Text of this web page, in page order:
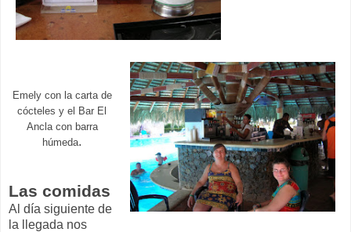
Emely con la carta de
cócteles y el Bar El
Ancla con barra
húmeda.
Las comidas
Al día siguiente de
la llegada nos